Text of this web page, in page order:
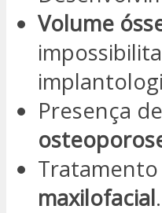
Volume
Presença
maxilofacial.